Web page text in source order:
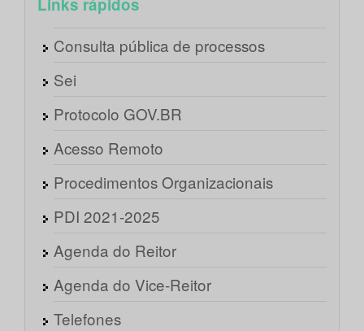
Links rápidos
Consulta pública de processos
Sei
Protocolo GOV.BR
Acesso Remoto
Procedimentos Organizacionais
PDI 2021-2025
Agenda do Reitor
Agenda do Vice-Reitor
Telefones